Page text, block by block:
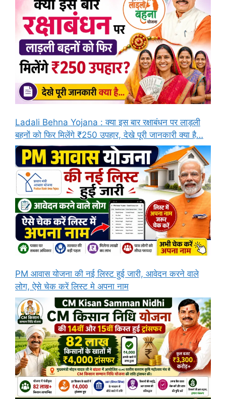
Ladali Behna Yojana : क्या इस बार रक्षाबंधन पर लाड़ली
बहनों को फिर मिलेंगे ₹250 उपहार, देखे पूरी जानकारी क्या है…
PM आवास योजना की नई लिस्ट हुई जारी, आवेदन करने वाले
लोग, ऐसे चेक करें लिस्ट मे अपना नाम